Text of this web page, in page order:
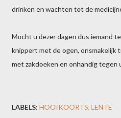
drinken en wachten tot de
Mocht u dezer dagen dus iemand
knippert met de ogen, onsmakelijk
met zakdoeken en onhandig tegen
LABELS: HOOIKOORTS LENTE